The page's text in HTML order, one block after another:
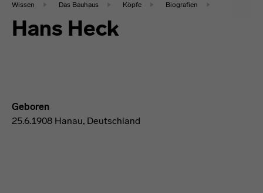
Wissen Das Bauhaus Köpfe Biografien
Hans Heck
Geboren
25.6.1908 Hanau, Deutschland